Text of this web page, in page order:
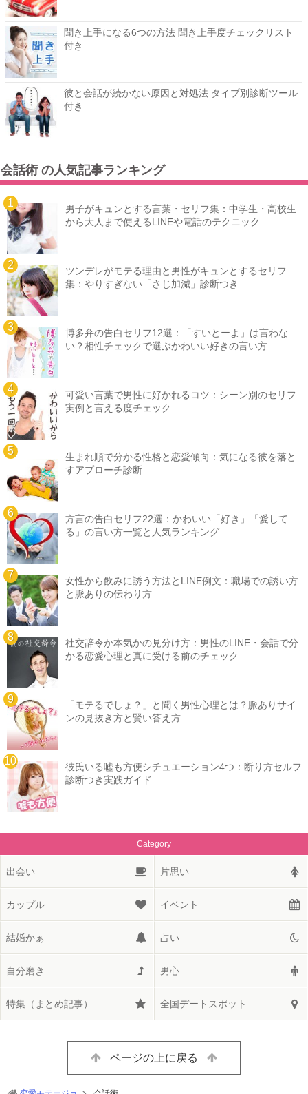
聞き上手になる6つの方法 聞き上手度チェックリスト
付き
彼と会話が続かない原因と対処法 タイプ別診断ツール
付き
会話術 の人気記事ランキング
男子がキュンとする言葉・セリフ集：中学生・高校生
から大人まで使えるLINEや電話のテクニック
ツンデレがモテる理由と男性がキュンとするセリフ
集：やりすぎない「さじ加減」診断つき
博多弁の告白セリフ12選：「すいとーよ」は言わな
い？相性チェックで選ぶかわいい好きの言い方
可愛い言葉で男性に好かれるコツ：シーン別のセリフ
実例と言える度チェック
生まれ順で分かる性格と恋愛傾向：気になる彼を落と
すアプローチ診断
方言の告白セリフ22選：かわいい「好き」「愛して
る」の言い方一覧と人気ランキング
女性から飲みに誘う方法とLINE例文：職場での誘い方
と脈ありの伝わり方
社交辞令か本気かの見分け方：男性のLINE・会話で分
かる恋愛心理と真に受ける前のチェック
「モテるでしょ？」と聞く男性心理とは？脈ありサイ
ンの見抜き方と賢い答え方
彼氏いる嘘も方便シチュエーション4つ：断り方セルフ
診断つき実践ガイド
Category
出会い 片思い
カップル イベント
結婚かぁ 占い
自分磨き 男心
特集（まとめ記事） 全国デートスポット
ページの上に戻る